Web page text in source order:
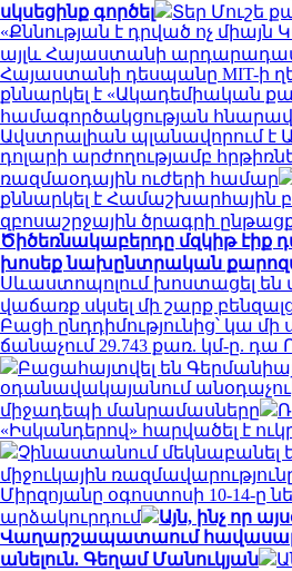
սկսեցինք գործել
Տեր Մուշե
«Քննության է դրված ոչ միայն
այլև Հայաստանի
Հայաստանի դեսպանը MIT-ի
քննարկել է «Ակադեմիական
համագործակցության
Ավստրալիան պլանավորում է
դոլարի արժողությամբ
ռազմաօդային ուժերի համար
քննարկել է Համաշխարհային
զբոսաշրջային ծրագրի
Ծիծեռնակաբերդը մզկիթ էիք
խոսեք նախընտրական
Սևաստոպոլում խոստացել են
վաճառք սկսել մի շարք
Բացի ընդդիմությունից՝ կա մի
ճանաչում 29.743 քառ. կմ-ը. դա
Բացահայտվել են
օդանավակայանում
միջադեպի մանրամասները
«Իսկանդերով» հարվածել է
Չինաստանում մեկնաբանել
միջուկային
Միրզոյանը օգոստոսի 10-14-ը
արձակուրդում
Այն, ինչ որ
Վաղարշապատաում հավասար
անելուն. Գեղամ Մանուկյան